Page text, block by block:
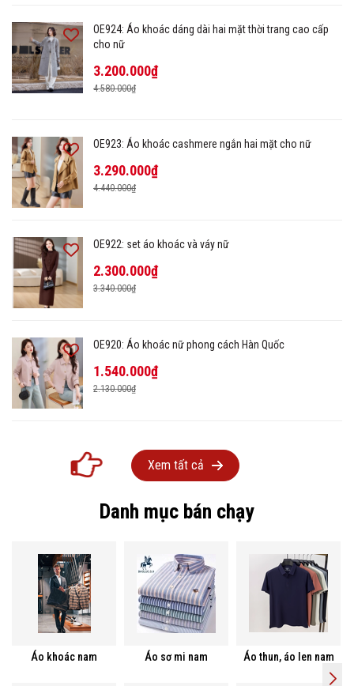
OE924: Áo khoác dáng dài hai mặt thời trang cao cấp
cho nữ
3.200.000₫
4.580.000₫
OE923: Áo khoác cashmere ngắn hai mặt cho nữ
3.290.000₫
4.440.000₫
OE922: set áo khoác và váy nữ
2.300.000₫
3.340.000₫
OE920: Áo khoác nữ phong cách Hàn Quốc
1.540.000₫
2.130.000₫
Xem tất cả
Danh mục bán chạy
Áo khoác nam Áo sơ mi nam Áo thun, áo len nam